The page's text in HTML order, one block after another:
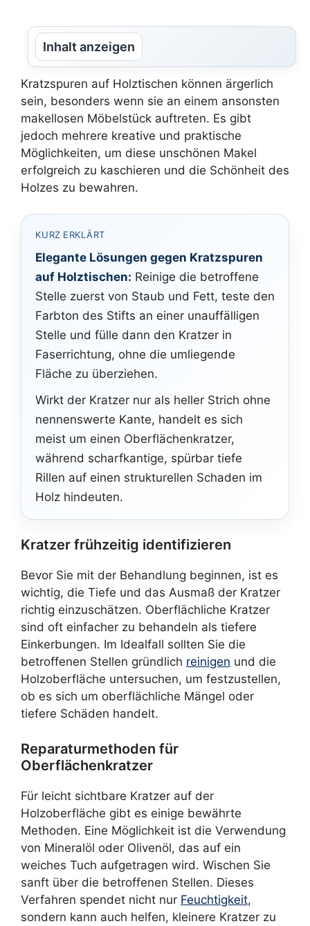
Inhalt anzeigen
Kratzspuren auf Holztischen können ärgerlich
sein, besonders wenn sie an einem ansonsten
makellosen Möbelstück auftreten. Es gibt
jedoch mehrere kreative und praktische
Möglichkeiten, um diese unschönen Makel
erfolgreich zu kaschieren und die Schönheit des
Holzes zu bewahren.
KURZ ERKLÄRT
Elegante Lösungen gegen Kratzspuren
auf Holztischen: Reinige die betroffene
Stelle zuerst von Staub und Fett, teste den
Farbton des Stifts an einer unauffälligen
Stelle und fülle dann den Kratzer in
Faserrichtung, ohne die umliegende
Fläche zu überziehen.
Wirkt der Kratzer nur als heller Strich ohne
nennenswerte Kante, handelt es sich
meist um einen Oberflächenkratzer,
während scharfkantige, spürbar tiefe
Rillen auf einen strukturellen Schaden im
Holz hindeuten.
Kratzer frühzeitig identifizieren
Bevor Sie mit der Behandlung beginnen, ist es
wichtig, die Tiefe und das Ausmaß der Kratzer
richtig einzuschätzen. Oberflächliche Kratzer
sind oft einfacher zu behandeln als tiefere
Einkerbungen. Im Idealfall sollten Sie die
betroffenen Stellen gründlich reinigen und die
Holzoberfläche untersuchen, um festzustellen,
ob es sich um oberflächliche Mängel oder
tiefere Schäden handelt.
Reparaturmethoden für
Oberflächenkratzer
Für leicht sichtbare Kratzer auf der
Holzoberfläche gibt es einige bewährte
Methoden. Eine Möglichkeit ist die Verwendung
von Mineralöl oder Olivenöl, das auf ein
weiches Tuch aufgetragen wird. Wischen Sie
sanft über die betroffenen Stellen. Dieses
Verfahren spendet nicht nur Feuchtigkeit,
sondern kann auch helfen, kleinere Kratzer zu